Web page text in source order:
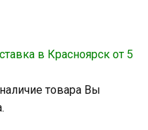
в Красноярск от 5
товара Вы